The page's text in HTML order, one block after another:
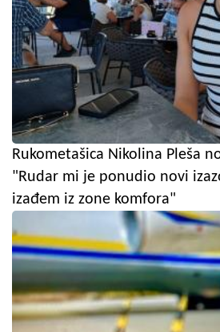
Rukometašica Nikolina Pleša
"Rudar mi je ponudio novi
izađem iz zone komfora"